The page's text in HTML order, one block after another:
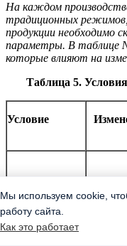
На каждом
традиционных режимов,
продукции необходимо
параметры. В таблице
которые влияют на
Таблица 5.
Условие
Мы используем cookie,
работу сайта.
Как это работает
«Подберите